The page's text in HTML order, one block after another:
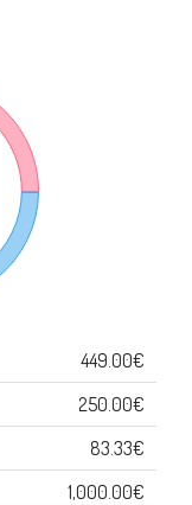
449.00€
250.00€
83.33€
1,000.00€